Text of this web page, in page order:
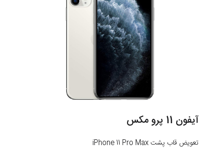
آیفون 11 پرو مکس
تعویض قاب پشت iPhone 11 Pro Max